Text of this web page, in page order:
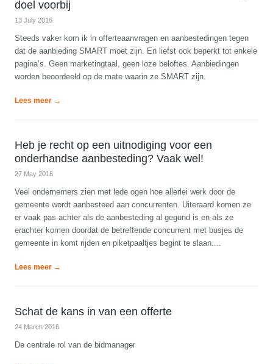
doel voorbij
13 July 2016
Steeds vaker kom ik in offerteaanvragen en aanbestedingen tegen
dat de aanbieding SMART moet zijn. En liefst ook beperkt tot enkele
pagina’s. Geen marketingtaal, geen loze beloftes. Aanbiedingen
worden beoordeeld op de mate waarin ze SMART zijn.
Lees meer →
Heb je recht op een uitnodiging voor een
onderhandse aanbesteding? Vaak wel!
27 May 2016
Veel ondernemers zien met lede ogen hoe allerlei werk door de
gemeente wordt aanbesteed aan concurrenten. Uiteraard komen ze
er vaak pas achter als de aanbesteding al gegund is en als ze
erachter komen doordat de betreffende concurrent met busjes de
gemeente in komt rijden en piketpaaltjes begint te slaan....
Lees meer →
Schat de kans in van een offerte
24 March 2016
De centrale rol van de bidmanager